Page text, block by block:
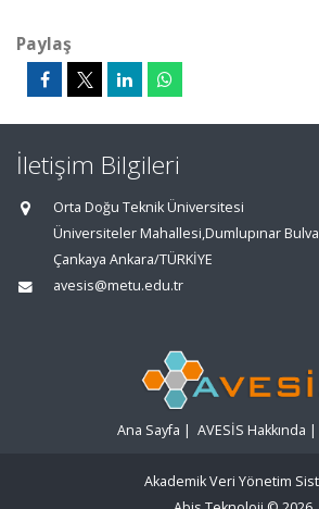
Paylaş
İletişim Bilgileri
Orta Doğu Teknik Üniversitesi
Üniversiteler Mahallesi,Dumlupınar
Çankaya Ankara/TÜRKİYE
avesis@metu.edu.tr
Ana Sayfa | AVESİS Hakkında |
Akademik Veri Yönetim